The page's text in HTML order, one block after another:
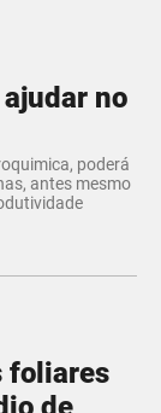
no
poderá
antes mesmo
foliares